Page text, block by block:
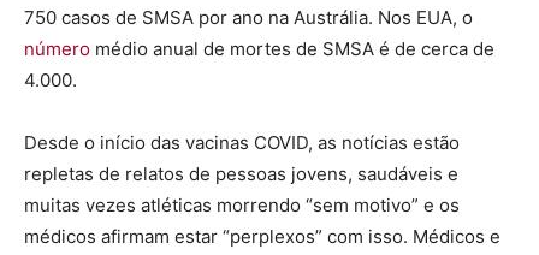
750 casos de SMSA por ano na Austrália. Nos EUA, o
número médio anual de mortes de SMSA é de cerca de
4.000.
Desde o início das vacinas COVID, as notícias estão
repletas de relatos de pessoas jovens, saudáveis ​​e
muitas vezes atléticas morrendo “sem motivo” e os
médicos afirmam estar “perplexos” com isso. Médicos e